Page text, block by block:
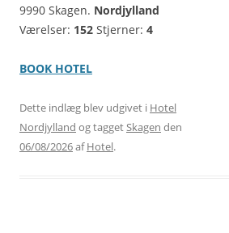
KØBENHAVN K.
ØSTJYLLAND
VESTJYLLAND
SØNDERJYLLAND
9990 Skagen. Nordjylland
Værelser: 152 Stjerner: 4
BOOK HOTEL
Dette indlæg blev udgivet i Hotel
Nordjylland og taggetSkagen den
06/08/2026afHotel.